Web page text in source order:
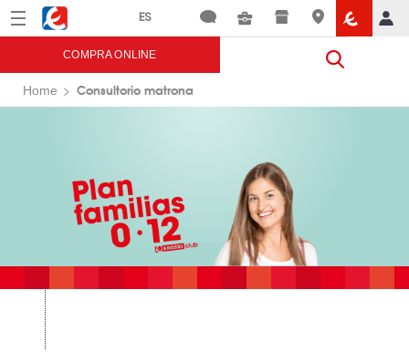
Menú Eroski
COMPRA ONLINE
Home Consultorio matrona